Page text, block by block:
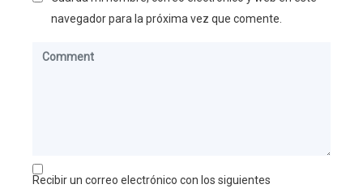
navegador para la próxima vez que comente.
Recibir un correo electrónico con los siguientes